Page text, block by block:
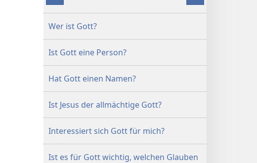
Wer ist Gott?
Ist Gott eine Person?
Hat Gott einen Namen?
Ist Jesus der allmächtige Gott?
Interessiert sich Gott für mich?
Ist es für Gott wichtig, welchen Glauben